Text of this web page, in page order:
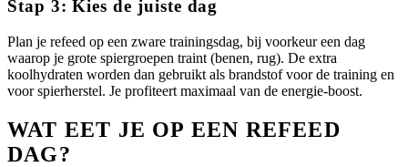
Stap 3: Kies de juiste dag
Plan je refeed op een zware trainingsdag, bij voorkeur een dag
waarop je grote spiergroepen traint (benen, rug). De extra
koolhydraten worden dan gebruikt als brandstof voor de training en
voor spierherstel. Je profiteert maximaal van de energie-boost.
WAT EET JE OP EEN REFEED
DAG?